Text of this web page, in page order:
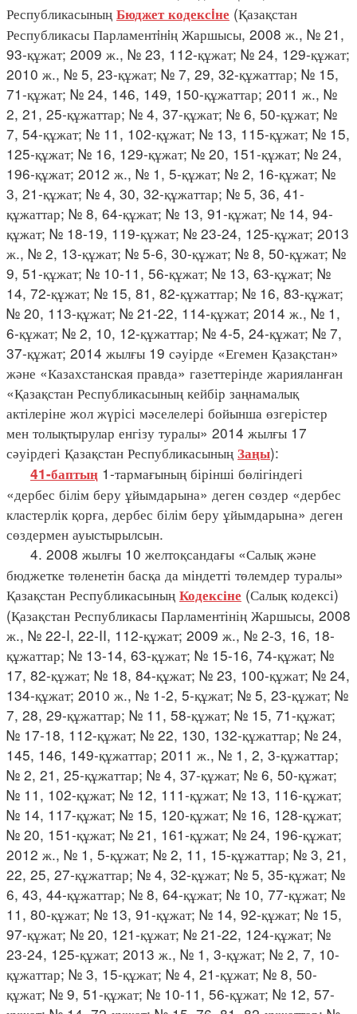
Республикасының Бюджет кодексiне (Қазақстан
Республикасы Парламентiнiң Жаршысы, 2008 ж., № 21,
93-құжат; 2009 ж., № 23, 112-құжат; № 24, 129-құжат;
2010 ж., № 5, 23-құжат; № 7, 29, 32-құжаттар; № 15,
71-құжат; № 24, 146, 149, 150-құжаттар; 2011 ж., №
2, 21, 25-құжаттар; № 4, 37-құжат; № 6, 50-құжат; №
7, 54-құжат; № 11, 102-құжат; № 13, 115-құжат; № 15,
125-құжат; № 16, 129-құжат; № 20, 151-құжат; № 24,
196-құжат; 2012 ж., № 1, 5-құжат; № 2, 16-құжат; №
3, 21-құжат; № 4, 30, 32-құжаттар; № 5, 36, 41-
құжаттар; № 8, 64-құжат; № 13, 91-құжат; № 14, 94-
құжат; № 18-19, 119-құжат; № 23-24, 125-құжат; 2013
ж., № 2, 13-құжат; № 5-6, 30-құжат; № 8, 50-құжат; №
9, 51-құжат; № 10-11, 56-құжат; № 13, 63-құжат; №
14, 72-құжат; № 15, 81, 82-құжаттар; № 16, 83-құжат;
№ 20, 113-құжат; № 21-22, 114-құжат; 2014 ж., № 1,
6-құжат; № 2, 10, 12-құжаттар; № 4-5, 24-құжат; № 7,
37-құжат; 2014 жылғы 19 сәуірде «Егемен Қазақстан»
және «Казахстанская правда» газеттерінде жарияланған
«Қазақстан Республикасының кейбір заңнамалық
актілеріне жол жүрісі мәселелері бойынша өзгерістер
мен толықтырулар енгізу туралы» 2014 жылғы 17
сәуірдегі Қазақстан Республикасының Заңы):
41-баптың 1-тармағының бірінші бөлігіндегі
«дербес білім беру ұйымдарына» деген сөздер «дербес
кластерлік қорға, дербес білім беру ұйымдарына» деген
сөздермен ауыстырылсын.
4. 2008 жылғы 10 желтоқсандағы «Салық және
бюджетке төленетін басқа да міндетті төлемдер туралы»
Қазақстан Республикасының Кодексіне (Салық кодексі)
(Қазақстан Республикасы Парламентінің Жаршысы, 2008
ж., № 22-I, 22-II, 112-құжат; 2009 ж., № 2-3, 16, 18-
құжаттар; № 13-14, 63-құжат; № 15-16, 74-құжат; №
17, 82-құжат; № 18, 84-құжат; № 23, 100-құжат; № 24,
134-құжат; 2010 ж., № 1-2, 5-құжат; № 5, 23-құжат; №
7, 28, 29-құжаттар; № 11, 58-құжат; № 15, 71-құжат;
№ 17-18, 112-құжат; № 22, 130, 132-құжаттар; № 24,
145, 146, 149-құжаттар; 2011 ж., № 1, 2, 3-құжаттар;
№ 2, 21, 25-құжаттар; № 4, 37-құжат; № 6, 50-құжат;
№ 11, 102-құжат; № 12, 111-құжат; № 13, 116-құжат;
№ 14, 117-құжат; № 15, 120-құжат; № 16, 128-құжат;
№ 20, 151-құжат; № 21, 161-құжат; № 24, 196-құжат;
2012 ж., № 1, 5-құжат; № 2, 11, 15-құжаттар; № 3, 21,
22, 25, 27-құжаттар; № 4, 32-құжат; № 5, 35-құжат; №
6, 43, 44-құжаттар; № 8, 64-құжат; № 10, 77-құжат; №
11, 80-құжат; № 13, 91-құжат; № 14, 92-құжат; № 15,
97-құжат; № 20, 121-құжат; № 21-22, 124-құжат; №
23-24, 125-құжат; 2013 ж., № 1, 3-құжат; № 2, 7, 10-
құжаттар; № 3, 15-құжат; № 4, 21-құжат; № 8, 50-
құжат; № 9, 51-құжат; № 10-11, 56-құжат; № 12, 57-